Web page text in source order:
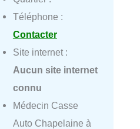
Téléphone :
Contacter
Site internet :
Aucun site internet
connu
Médecin Casse
Auto Chapelaine à